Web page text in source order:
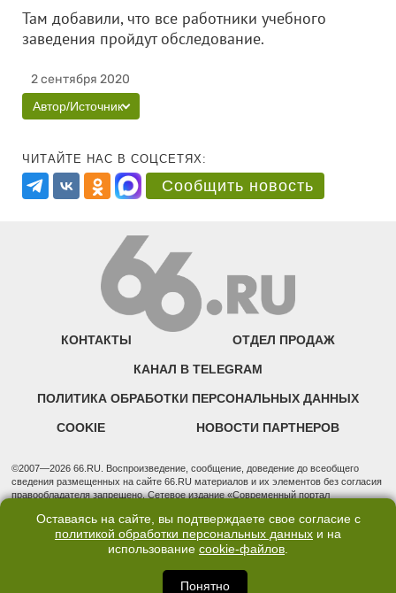
Там добавили, что все работники учебного
заведения пройдут обследование.
2 сентября 2020
Автор/Источник
ЧИТАЙТЕ НАС В СОЦСЕТЯХ:
Сообщить новость
КОНТАКТЫ ОТДЕЛ ПРОДАЖ
КАНАЛ В TELEGRAM
ПОЛИТИКА ОБРАБОТКИ ПЕРСОНАЛЬНЫХ ДАННЫХ
COOKIE НОВОСТИ ПАРТНЕРОВ
©2007—2026 66.RU. Воспроизведение, сообщение, доведение до всеобщего
сведения размещенных на сайте 66.RU материалов и их элементов без согласия
правообладателя запрещено. Сетевое издание «Современный портал
надзору в сфере связи, информационных технологий и массовых коммуникаций
(Роскомнадзор). Регистрационный номер ЭЛ № ФС 77 - 76634 от 02.09.2019
Учредитель: Общество с ограниченной ответственностью "66.ру". Юридический
3, оф. 7015 Фактический адрес редакции и отдела продаж: 620014, Свердловская
обл., г. Екатеринбург, ул. Бориса Ельцина, д. 3, оф. 7015, +7 (343) 288-50-66
Оставаясь на сайте, вы подтверждаете свое согласие с
политикой обработки персональных данных и на
использование cookie-файлов.
Понятно